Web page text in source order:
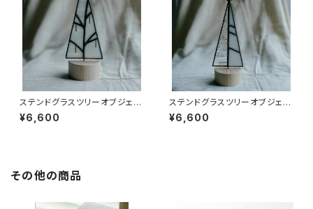
ステンドグラスツリーオブジェ
梢-KOZUE B ステンドグラス
ワークスミレ・百年木材
¥6,600
ステンドグラスツリーオブジェ
梢-KOZUE A ステンドグラス
ワークスミレ・百年木材
¥6,600
その他の商品